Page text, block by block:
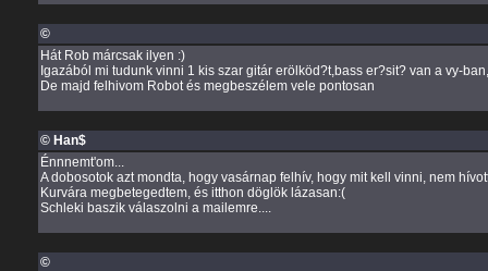
©
Hát Rob márcsak ilyen :)
Igazából mi tudunk vinni 1 kis szar gitár erölköd?t,bass er?sit? van a vy-
De majd felhivom Robot és megbeszélem vele pontosan
© Han$
Énnnemt'om...
A dobosotok azt mondta, hogy vasárnap felhív, hogy mit kell vinni, nem
Kurvára megbetegedtem, és itthon döglök lázasan:(
Schleki baszik válaszolni a mailemre....
©